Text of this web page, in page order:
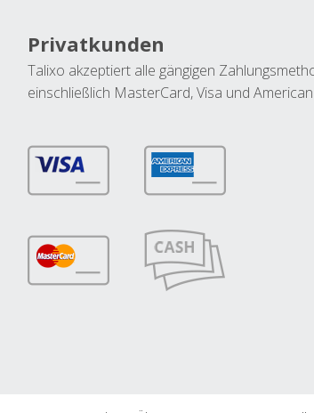
Privatkunden
Talixo akzeptiert alle gängigen
einschließlich MasterCard, Visa und